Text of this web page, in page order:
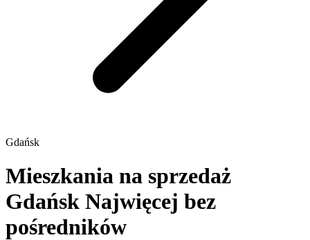
Gdańsk
Mieszkania na sprzedaż
Gdańsk Najwięcej bez
pośredników